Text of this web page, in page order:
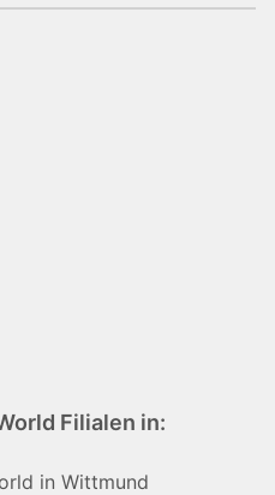
Filialen in:
in Wittmund